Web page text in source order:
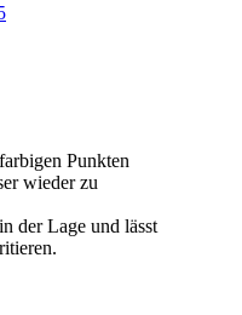
Punkten
wieder zu
der Lage und lässt